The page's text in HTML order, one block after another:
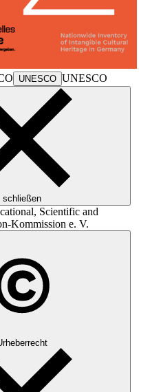
UNESCO UNESCO
schließen
Scientific and
-Kommission e. V.